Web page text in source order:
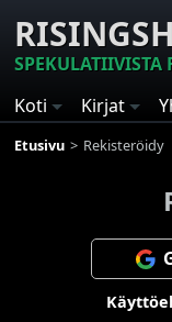
SPEKULATIIVISTA
Koti
Kirjat
Etusivu Rekisteröidy